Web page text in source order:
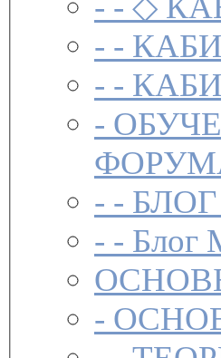
- -
- -
-
- -
- -
-